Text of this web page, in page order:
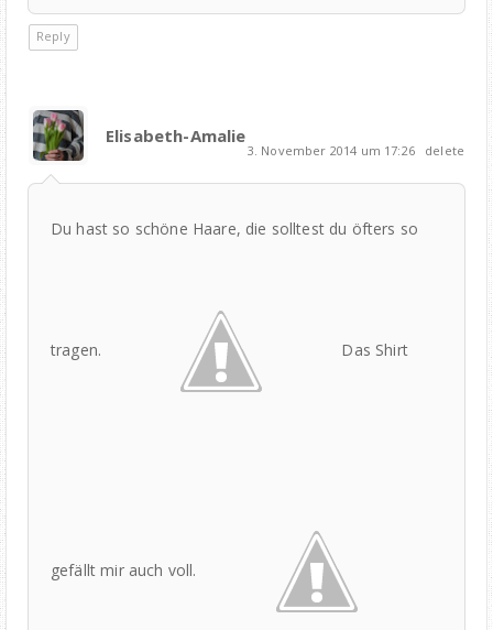
Reply
Elisabeth-Amalie
3. November 2014 um 17:26 delete
Du hast so schöne Haare, die solltest du öfters so
tragen. Das Shirt
gefällt mir auch voll.